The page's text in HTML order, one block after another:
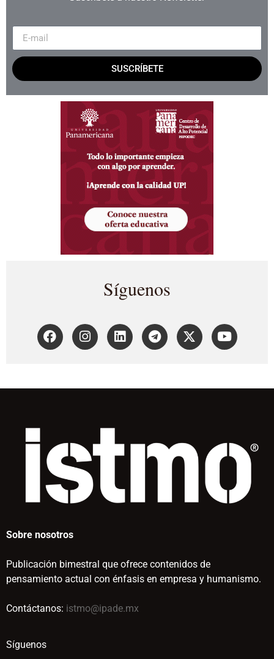
SUSCRÍBETE
Síguenos
Sobre nosotros
Publicación bimestral que ofrece contenidos de
pensamiento actual con énfasis en empresa y humanismo.
Contáctanos: istmo@ipade.mx
Síguenos